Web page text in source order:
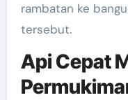
rambatan ke
tersebut.
Api Cepat